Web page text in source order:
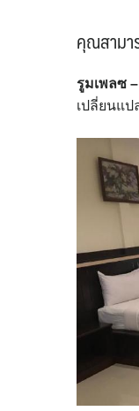
คุณสามา
รูมเพลซ
เปลี่ยนแ